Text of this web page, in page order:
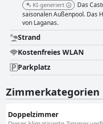
KI-generiert
Das
saisonalen Außenpool. Das
von Laganas.
Strand
Kostenfreies WLAN
Parkplatz
Zimmerkategorien
Doppelzimmer